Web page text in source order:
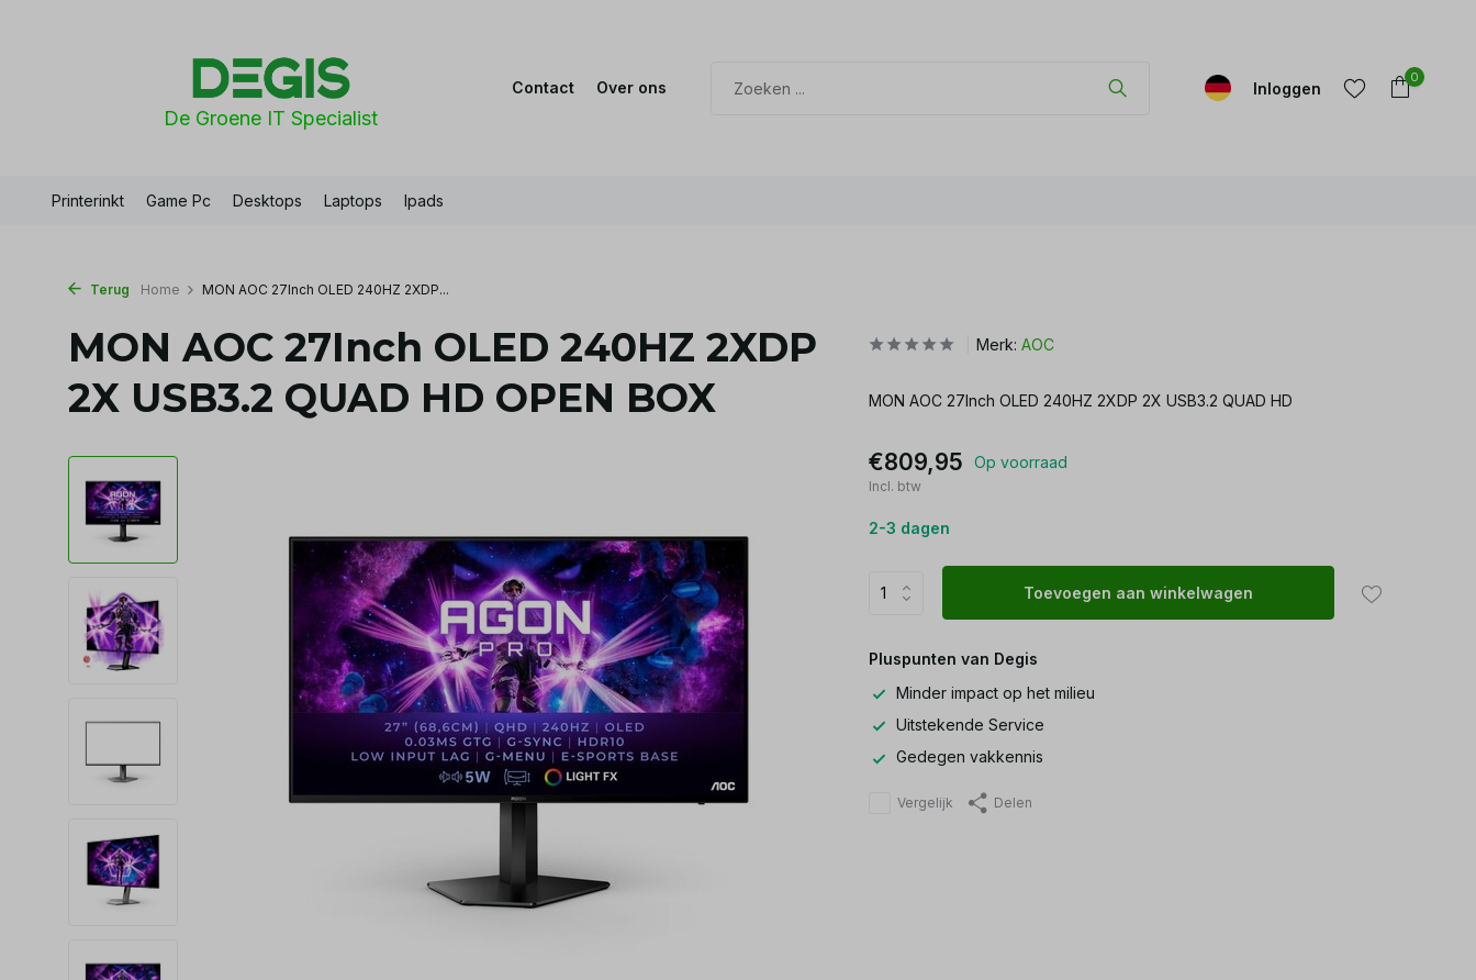
De Groene IT Specialist
Contact Over ons Inloggen
0
Printerinkt Game Pc Desktops Laptops Ipads
Terug Home MON AOC 27Inch OLED 240HZ 2XDP...
MON AOC 27Inch OLED 240HZ 2XDP
2X USB3.2 QUAD HD OPEN BOX
Merk:AOC
MON AOC 27Inch OLED 240HZ 2XDP 2X USB3.2 QUAD HD
€809,95 Op voorraad
Incl. btw
2-3 dagen
Toevoegen aan winkelwagen
Pluspunten van Degis
Minder impact op het milieu
Uitstekende Service
Gedegen vakkennis
Vergelijk Delen